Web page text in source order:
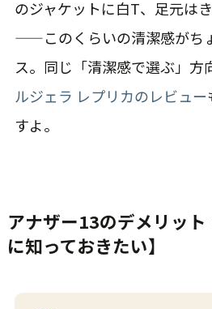
のジャケットに白T、足元は
——このくらいの清潔感がち
ス。同じ「清潔感で選ぶ」方
ルジェラ レプリカのレビュー
すよ。
アナザー13のデメリッ
に知っておきたい】